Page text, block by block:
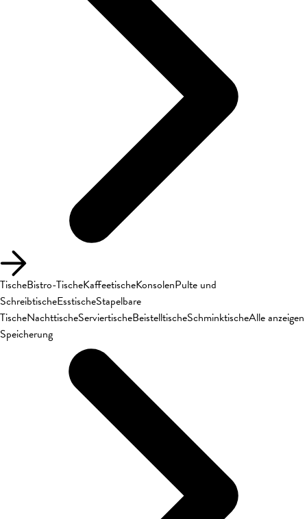
TischeBistro-TischeKaffeetischeKonsolenPulte und
SchreibtischeEsstischeStapelbare
TischeNachttischeServiertischeBeistelltischeSchminktischeAlle anzeigen
Speicherung